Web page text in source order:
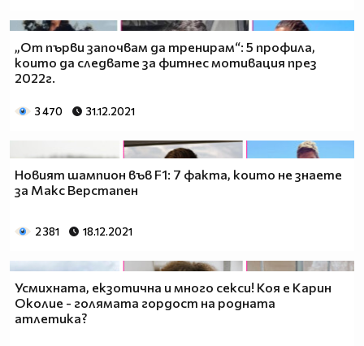
„От първи започвам да тренирам“: 5 профила,
които да следвате за фитнес мотивация през
2022г.
3 470 31.12.2021
Новият шампион във F1: 7 факта, които не знаете
за Макс Верстапен
2 381 18.12.2021
Усмихната, екзотична и много секси! Коя е Карин
Околие - голямата гордост на родната
атлетика?